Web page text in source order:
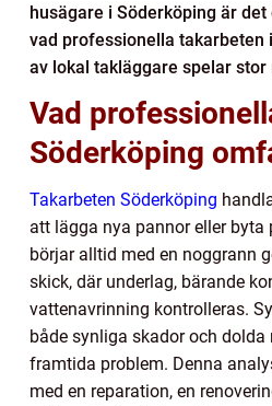
husägare i Söderköping är
vad professionella takarbeten
av lokal takläggare spelar
Vad
Söderköping
Takarbeten Söderköping
att lägga nya pannor eller byta
börjar alltid med en noggrann
skick, där underlag, bärande
vattenavrinning kontrolleras.
både synliga skador och
framtida problem. Denna
med en reparation, en